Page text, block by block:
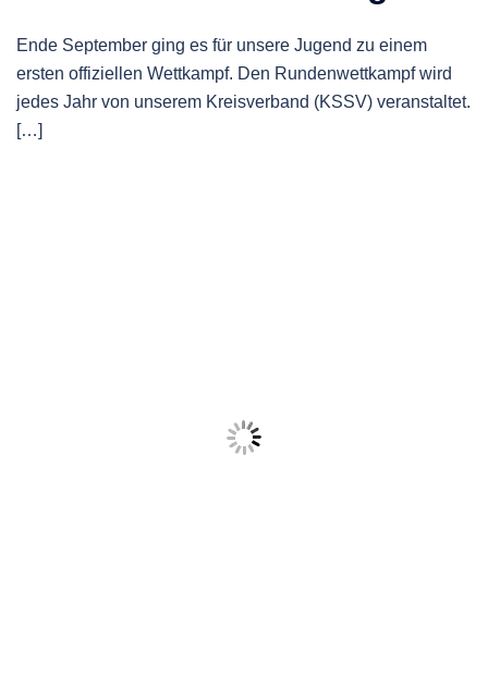
Ende September ging es für unsere Jugend zu einem
ersten offiziellen Wettkampf. Den Rundenwettkampf wird
jedes Jahr von unserem Kreisverband (KSSV) veranstaltet.
[…]